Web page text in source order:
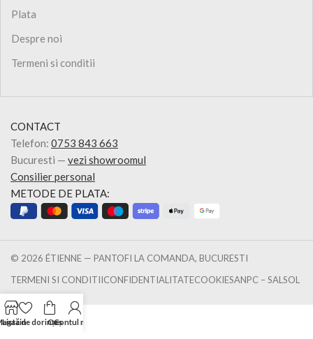
Plata
Despre noi
Termeni si conditii
CONTACT
Telefon: 0753 843 663
Bucuresti — vezi showroomul
Consilier personal
METODE DE PLATA:
© 2026 ÉTIENNE — PANTOFI LA COMANDA, BUCURESTI
TERMENI SI CONDITIICONFIDENTIALITATECOOKIESANPC – SALSOL
Listă de dorințe
CoșContul meu